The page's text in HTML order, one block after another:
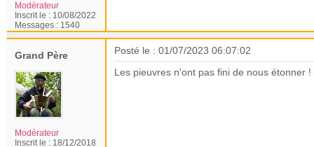
Modérateur
Inscrit le : 10/08/2022
Messages : 1540
Grand Père
Modérateur
Inscrit le : 18/12/2018
Posté le : 01/07/2023 06:07:02
Les pieuvres n'ont pas fini de nous étonner !